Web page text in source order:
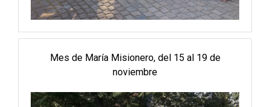
Mes de María Misionero, del 15 al 19 de
noviembre